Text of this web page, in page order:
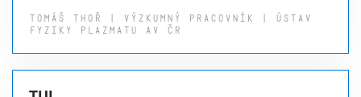
TOMÁŠ THOŘ | VÝZKUMNÝ PRACOVNÍK | ÚSTAV
FYZIKY PLAZMATU AV ČR